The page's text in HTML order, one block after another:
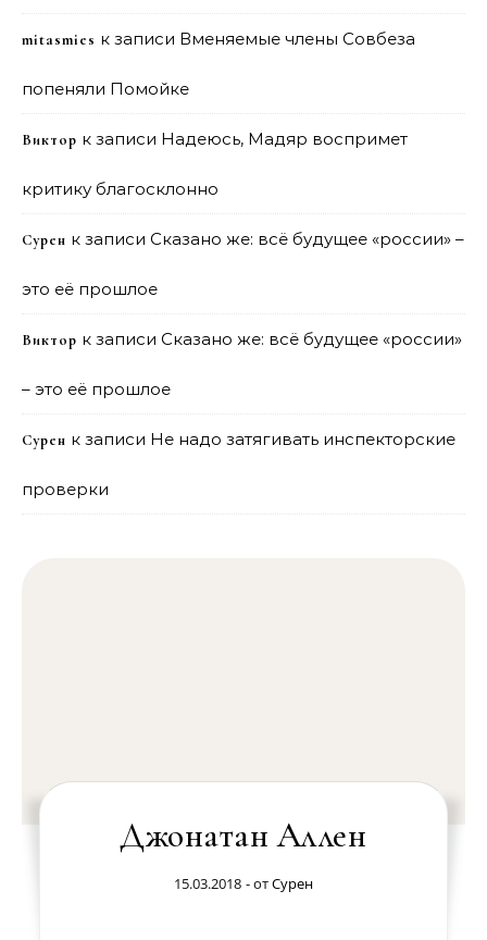
mitasmies к записи Вменяемые члены Совбеза
попеняли Помойке
Виктор к записи Надеюсь, Мадяр воспримет
критику благосклонно
Сурен к записи Сказано же: всё будущее «россии» –
это её прошлое
Виктор к записи Сказано же: всё будущее «россии»
– это её прошлое
Сурен к записи Не надо затягивать инспекторские
проверки
Джонатан Аллен
15.03.2018 - отСурен